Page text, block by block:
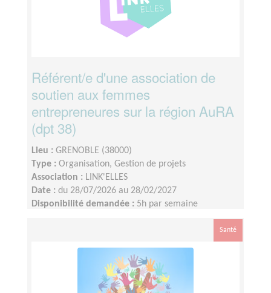
Référent/e d'une association de
soutien aux femmes
entrepreneures sur la région AuRA
(dpt 38)
Lieu : GRENOBLE (38000)
Type : Organisation, Gestion de projets
Association : LINK'ELLES
Date : du 28/07/2026 au 28/02/2027
Disponibilité demandée : 5h par semaine
Santé